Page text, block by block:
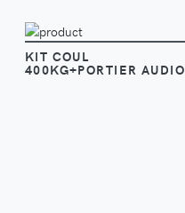
KIT COUL
400KG+PORTIER AUDIO